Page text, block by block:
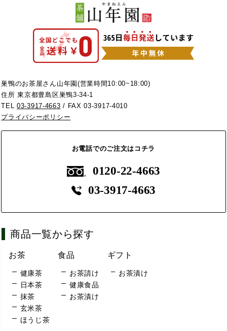
巣鴨のお茶屋さん山年園(営業時間10:00~18:00)
住所 東京都豊島区巣鴨3-34-1
TEL03-3917-4663 / FAX 03-3917-4010
プライバシーポリシー
お電話でのご注文はコチラ
0120-22-4663
03-3917-4663
商品一覧から探す
お茶
健康茶
日本茶
抹茶
玄米茶
ほうじ茶
食品
お茶請け
健康食品
お茶漬け
ギフト
お茶漬け